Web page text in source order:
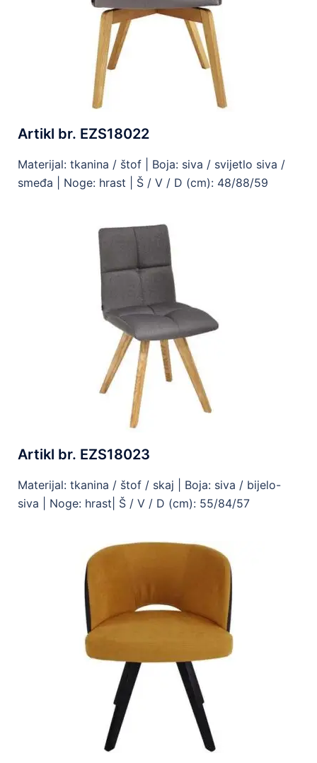
Artikl br. EZS18022
Materijal: tkanina / štof | Boja: siva / svijetlo siva /
smeđa | Noge: hrast | Š / V / D (cm): 48/88/59
Artikl br. EZS18023
Materijal: tkanina / štof / skaj | Boja: siva / bijelo-
siva | Noge: hrast| Š / V / D (cm): 55/84/57